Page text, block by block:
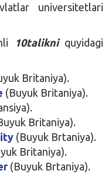
universitetlari
10talikniquyidagi
Britaniya).
(Buyuk Britaniya).
Britaniya).
(Buyuk Brtaniya).
Britaniya).
(Buyuk Brtaniya).